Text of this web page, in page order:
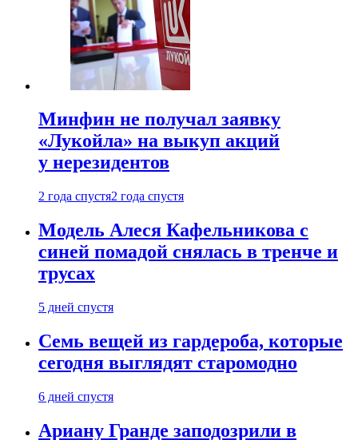
Минфин не получал заявку
«Лукойла» на выкуп акций
у нерезидентов
2 года спустя2 года спустя
Модель Алеся Кафельникова с
синей помадой снялась в тренче и
трусах
5 дней спустя
Семь вещей из гардероба, которые
сегодня выглядят старомодно
6 дней спустя
Ариану Гранде заподозрили в